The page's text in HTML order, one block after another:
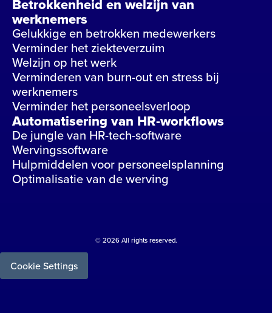
Betrokkenheid en welzijn van
werknemers
Gelukkige en betrokken medewerkers
Verminder het ziekteverzuim
Welzijn op het werk
Verminderen van burn-out en stress bij
werknemers
Verminder het personeelsverloop
Automatisering van HR-workflows
De jungle van HR-tech-software
Wervingssoftware
Hulpmiddelen voor personeelsplanning
Optimalisatie van de werving
© 2026 All rights reserved.
Cookie Settings